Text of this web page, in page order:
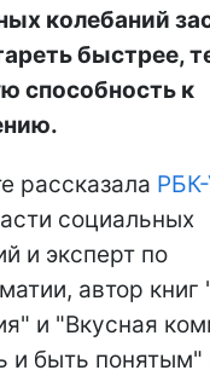
колебаний
быстрее,
способность к
рассказала
социальных
и эксперт по
автор книг
и "Вкусная
и быть понятым"